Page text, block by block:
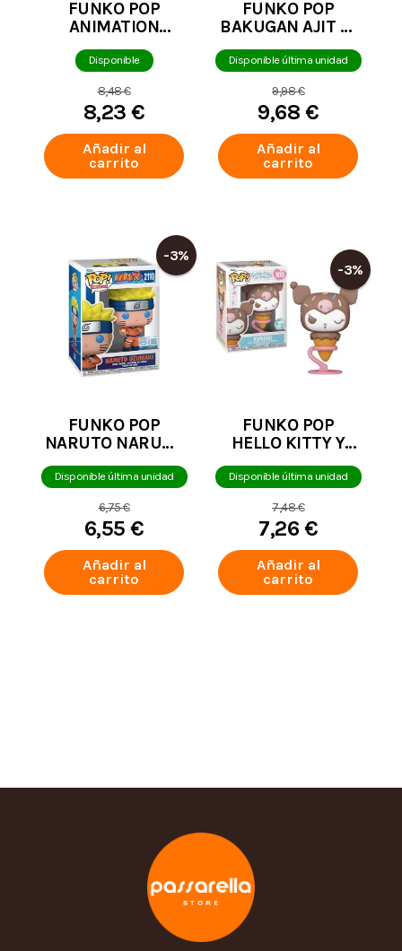
FUNKO POP
ANIMATION
SUPER BROLY LA
SUPER SAIYAN
GOD VEGETA
SPECIAL EDITION
1868 CAJA
DAÑADA
Disponible
8,48 €
8,23 €
Añadir al
carrito
FUNKO POP
BAKUGAN AJIT &
(EDICIÓN
DAÑADA
Disponible última unidad
9,98 €
9,68 €
Añadir al
carrito
-3%
FUNKO POP
NARUTO NARUTO
WATER BALLOON)
EXCLUSIVA) 2110
CAJA DAÑADA
Disponible última unidad
6,75 €
6,55 €
Añadir al
carrito
-3%
FUNKO POP
HELLO KITTY Y
KUROMI SPECIAL
DAÑADA
Disponible última unidad
7,48 €
7,26 €
Añadir al
carrito